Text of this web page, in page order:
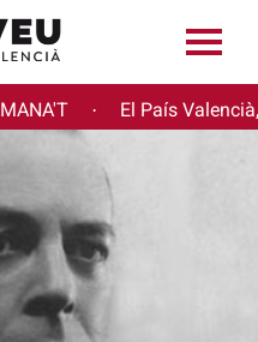
· El País